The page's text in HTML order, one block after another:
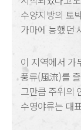
수양지방의 토
가마에 능했던
이 지역에서 가
풍류(風流)를
그만큼 주위의
수영야류는 대